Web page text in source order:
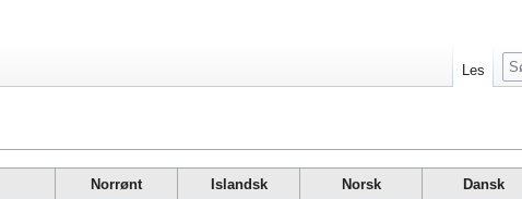
Norrønt Islandsk Norsk Dansk
Les